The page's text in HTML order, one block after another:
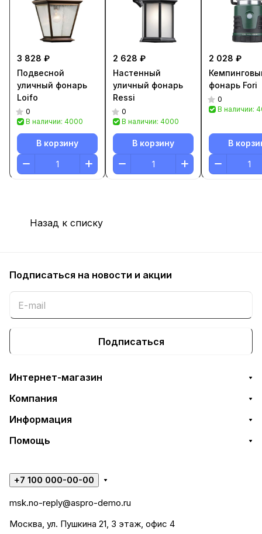
3 828 ₽
Подвесной
уличный фонарь
Loifo
0
В наличии: 4000
В корзину
2 628 ₽
Настенный
уличный фонарь
Ressi
0
В наличии: 4000
В корзину
2 028 ₽
фонарь Fori
0
В наличии:
В
Назад к списку
Подписаться на новости и акции
Подписаться
Интернет-магазин
Компания
Информация
Помощь
+7 100 000-00-00
msk.no-reply@aspro-demo.ru
Москва, ул. Пушкина 21, 3 этаж, офис 4